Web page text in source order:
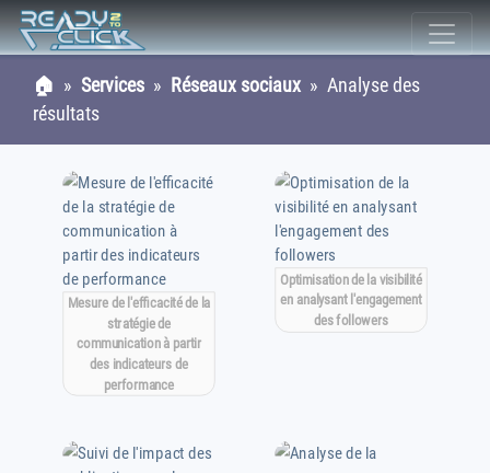
🏠 » Services » Réseaux sociaux » Analyse des
résultats
Mesure de l'efficacité de la
stratégie de
communication à partir
des indicateurs de
performance
Optimisation de la visibilité
en analysant l'engagement
des followers